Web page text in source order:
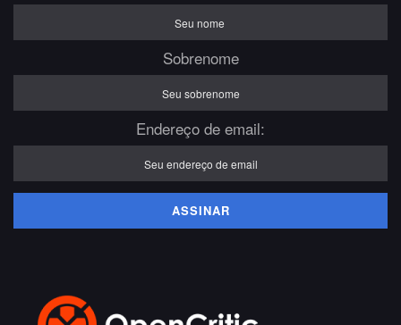
Sobrenome
Endereço de email: